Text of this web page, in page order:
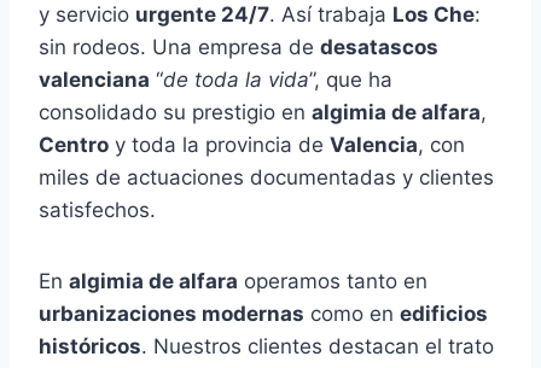
y servicio urgente 24/7. Así trabaja Los Che:
sin rodeos. Una empresa de desatascos
valenciana “de toda la vida”, que ha
consolidado su prestigio en algimia de alfara,
Centro y toda la provincia de Valencia, con
miles de actuaciones documentadas y clientes
satisfechos.
En algimia de alfara operamos tanto en
urbanizaciones modernas como en edificios
históricos. Nuestros clientes destacan el trato